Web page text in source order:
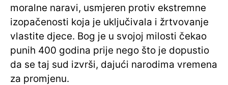
moralne naravi, usmjeren protiv ekstremne
izopačenosti koja je uključivala i žrtvovanje
vlastite djece. Bog je u svojoj milosti čekao
punih 400 godina prije nego što je dopustio
da se taj sud izvrši, dajući narodima vremena
za promjenu.